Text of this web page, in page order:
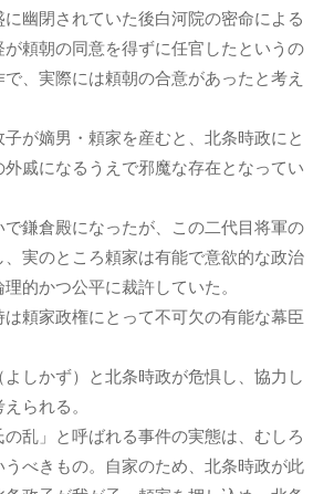
幽閉されていた後白河院の密命による
が頼朝の同意を得ずに任官したというの
、実際には頼朝の合意があったと考え
が嫡男・頼家を産むと、北条時政にと
外戚になるうえで邪魔な存在となってい
鎌倉殿になったが、この二代目将軍の
実のところ頼家は有能で意欲的な政治
的かつ公平に裁許していた。
頼家政権にとって不可欠の有能な幕臣
しかず）と北条時政が危惧し、協力し
られる。
乱」と呼ばれる事件の実態は、むしろ
うべきもの。自家のため、北条時政が此